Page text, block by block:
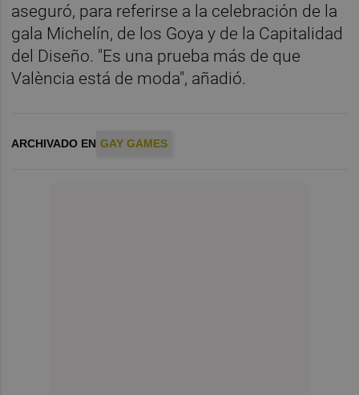
aseguró, para referirse a la celebración de la
gala Michelín, de los Goya y de la Capitalidad
del Diseño. "Es una prueba más de que
València está de moda", añadió.
ARCHIVADO EN GAY GAMES